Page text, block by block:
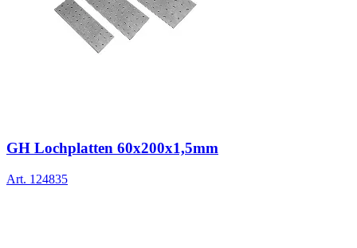
GH Lochplatten 60x200x1,5mm
Art. 124835